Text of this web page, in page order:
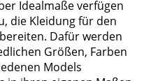
Idealmaße verfügen
die Kleidung für den
Dafür werden
Größen, Farben
Models